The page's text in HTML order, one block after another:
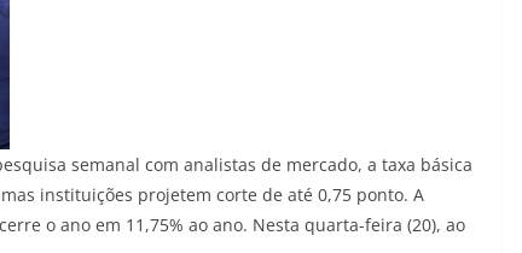
semanal com analistas de mercado, a taxa básica
instituições projetem corte de até 0,75 ponto. A
o ano em 11,75% ao ano. Nesta quarta-feira (20), ao